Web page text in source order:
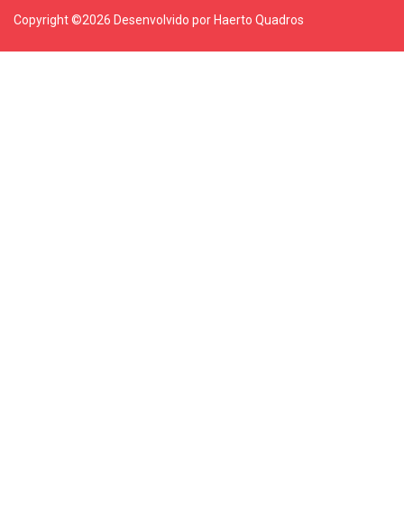
Copyright ©2026 Desenvolvido por Haerto Quadros